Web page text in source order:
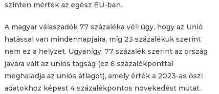
szinten mértek az egész EU-ban.
A magyar válaszadók 77 százaléka véli úgy, hogy az Unió
hatással van mindennapjaira, míg 23 százalékuk szerint
nem ez a helyzet. Ugyanígy, 77 százalék szerint az ország
javára vált az uniós tagság (ez 6 százalékponttal
meghaladja az uniós átlagot), amely érték a 2023-as őszi
adatokhoz képest 4 százalékpontos növekedést mutat.